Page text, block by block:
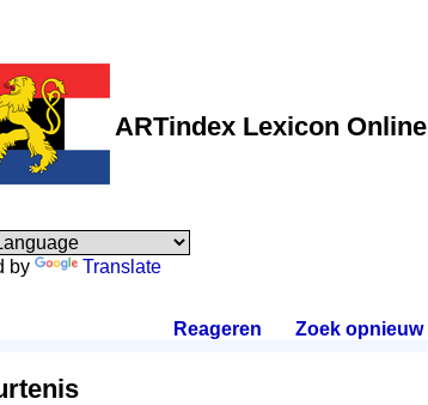
ARTindex Lexicon Online
by Translate
Reageren Zoek opnieuw.